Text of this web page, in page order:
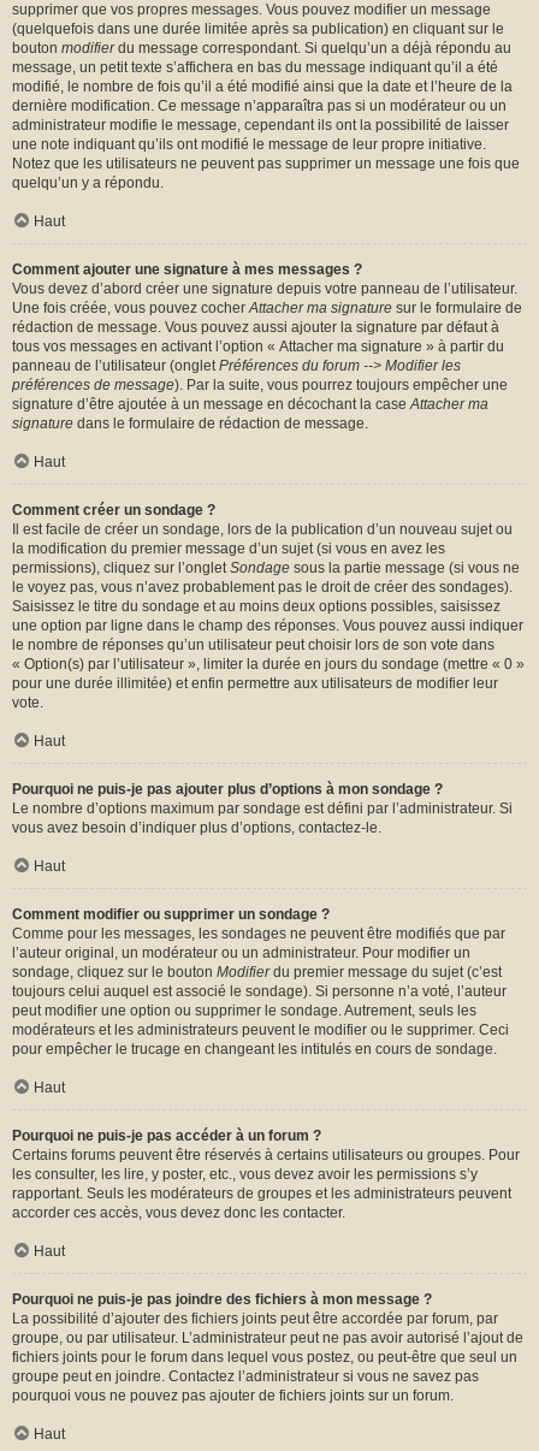
supprimer que vos propres messages. Vous pouvez modifier un message
(quelquefois dans une durée limitée après sa publication) en cliquant sur le
bouton modifierdu message correspondant. Si quelqu’un a déjà répondu au
message, un petit texte s’affichera en bas du message indiquant qu’il a été
modifié, le nombre de fois qu’il a été modifié ainsi que la date et l’heure de la
dernière modification. Ce message n’apparaîtra pas si un modérateur ou un
administrateur modifie le message, cependant ils ont la possibilité de laisser
une note indiquant qu’ils ont modifié le message de leur propre initiative.
Notez que les utilisateurs ne peuvent pas supprimer un message une fois que
quelqu’un y a répondu.
Haut
Comment ajouter une signature à mes messages ?
Vous devez d’abord créer une signature depuis votre panneau de l’utilisateur.
Une fois créée, vous pouvez cocherAttacher ma signature sur le formulaire de
rédaction de message. Vous pouvez aussi ajouter la signature par défaut à
tous vos messages en activant l’option « Attacher ma signature » à partir du
panneau de l’utilisateur (ongletPréférences du forum --> Modifier les
préférences de message). Par la suite, vous pourrez toujours empêcher une
signature d’être ajoutée à un message en décochant la caseAttacher ma
signature dans le formulaire de rédaction de message.
Haut
Comment créer un sondage ?
Il est facile de créer un sondage, lors de la publication d’un nouveau sujet ou
la modification du premier message d’un sujet (si vous en avez les
permissions), cliquez sur l’ongletSondage sous la partie message (si vous ne
le voyez pas, vous n’avez probablement pas le droit de créer des sondages).
Saisissez le titre du sondage et au moins deux options possibles, saisissez
une option par ligne dans le champ des réponses. Vous pouvez aussi indiquer
le nombre de réponses qu’un utilisateur peut choisir lors de son vote dans
« Option(s) par l’utilisateur », limiter la durée en jours du sondage (mettre « 0 »
pour une durée illimitée) et enfin permettre aux utilisateurs de modifier leur
vote.
Haut
Pourquoi ne puis-je pas ajouter plus d’options à mon sondage ?
Le nombre d’options maximum par sondage est défini par l’administrateur. Si
vous avez besoin d’indiquer plus d’options, contactez-le.
Haut
Comment modifier ou supprimer un sondage ?
Comme pour les messages, les sondages ne peuvent être modifiés que par
l’auteur original, un modérateur ou un administrateur. Pour modifier un
sondage, cliquez sur le bouton Modifierdu premier message du sujet (c’est
toujours celui auquel est associé le sondage). Si personne n’a voté, l’auteur
peut modifier une option ou supprimer le sondage. Autrement, seuls les
modérateurs et les administrateurs peuvent le modifier ou le supprimer. Ceci
pour empêcher le trucage en changeant les intitulés en cours de sondage.
Haut
Pourquoi ne puis-je pas accéder à un forum ?
Certains forums peuvent être réservés à certains utilisateurs ou groupes. Pour
les consulter, les lire, y poster, etc., vous devez avoir les permissions s’y
rapportant. Seuls les modérateurs de groupes et les administrateurs peuvent
accorder ces accès, vous devez donc les contacter.
Haut
Pourquoi ne puis-je pas joindre des fichiers à mon message ?
La possibilité d’ajouter des fichiers joints peut être accordée par forum, par
groupe, ou par utilisateur. L’administrateur peut ne pas avoir autorisé l’ajout de
fichiers joints pour le forum dans lequel vous postez, ou peut-être que seul un
groupe peut en joindre. Contactez l’administrateur si vous ne savez pas
pourquoi vous ne pouvez pas ajouter de fichiers joints sur un forum.
Haut